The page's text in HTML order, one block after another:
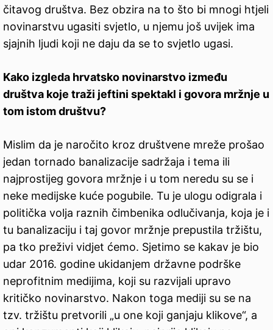
čitavog društva. Bez obzira na to što bi mnogi htjeli
novinarstvu ugasiti svjetlo, u njemu još uvijek ima
sjajnih ljudi koji ne daju da se to svjetlo ugasi.
Kako izgleda hrvatsko novinarstvo između
društva koje traži jeftini spektakl i govora mržnje u
tom istom društvu?
Mislim da je naročito kroz društvene mreže prošao
jedan tornado banalizacije sadržaja i tema ili
najprostijeg govora mržnje i u tom neredu su se i
neke medijske kuće pogubile. Tu je ulogu odigrala i
politička volja raznih čimbenika odlučivanja, koja je i
tu banalizaciju i taj govor mržnje prepustila tržištu,
pa tko preživi vidjet ćemo. Sjetimo se kakav je bio
udar 2016. godine ukidanjem državne podrške
neprofitnim medijima, koji su razvijali upravo
kritičko novinarstvo. Nakon toga mediji su se na
tzv. tržištu pretvorili „u one koji ganjaju klikove“, a